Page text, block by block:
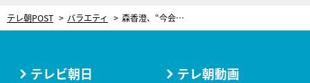
テレ朝POST バラエティ 森香澄、“今会いたい”50代人気俳優を実名告白「うわぁ～素敵な人」「歯がキレイだった」
テレビ朝日 テレ朝動画